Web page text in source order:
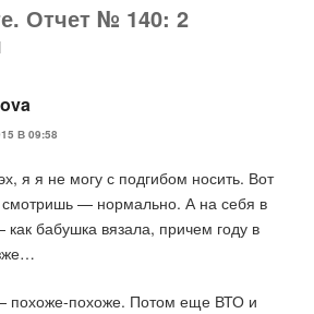
Отчет № 140: 2
В 09:58
я я не могу с подгибом носить. Вот
— нормально. А на себя в
как бабушка вязала, причем году в
похоже-похоже. Потом еще ВТО и